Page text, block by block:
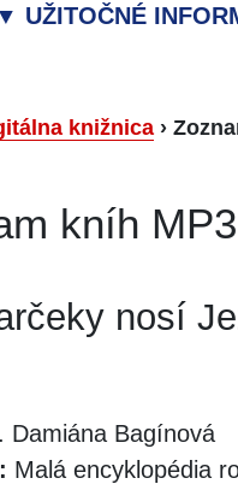
▼ UŽITOČNÉ
knižnica ›
kníh MP3
nosí
Damiána Bagínová
Malá encyklopédia